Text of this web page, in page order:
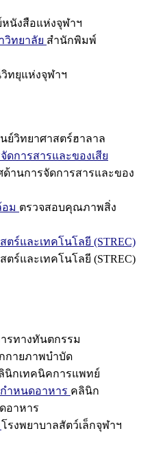
นังสือแห่งจุฬาฯ
ทยาลัย สำนักพิมพ์
ทยุแห่งจุฬาฯ
ย์วิทยาศาสตร์ฮาลาล
ดการสารและของเสีย
ด้านการจัดการสารและของ
ม ตรวจสอบคุณภาพสิ่ง
ร์และเทคโนโลยี (STREC)
ร์และเทคโนโลยี (STREC)
รทางทันตกรรม
กายภาพบำบัด
นิกเทคนิคการแพทย์
ำหนดอาหาร คลินิก
อาหาร
โรงพยาบาลสัตว์เล็กจุฬาฯ